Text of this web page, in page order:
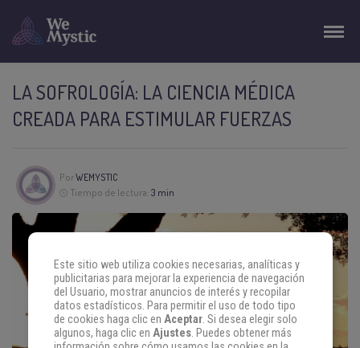
LA SOFROLOGÍA: LA CIENCIA MÉDICA
CREADA PARA ESTIMULAR FUERZAS
PorWEMYSTIC
Tiempo de lectura: 3 min
Este sitio web utiliza cookies necesarias, analíticas y
publicitarias para mejorar la experiencia de navegación
del Usuario, mostrar anuncios de interés y recopilar
datos estadísticos. Para permitir el uso de todo tipo
de cookies haga clic en Aceptar. Si desea elegir solo
algunos, haga clic en Ajustes. Puedes obtener más